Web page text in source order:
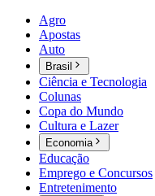
Agro
Apostas
Auto
Brasil
Ciência e Tecnologia
Colunas
Copa do Mundo
Cultura e Lazer
Economia
Educação
Emprego e Concursos
Entretenimento